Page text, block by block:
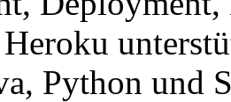
Heroku
Python und